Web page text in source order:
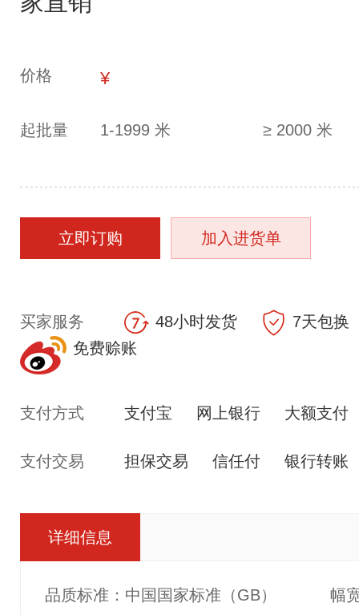
价格 ¥
起批量 1-1999 米 ≥ 2000 米
立即订购 加入进货单
买家服务 48小时发货
7天包换
免费赊账
支付方式 支付宝 网上银行 大额支付
支付交易 担保交易 信任付 银行转账
详细信息
品质标准：中国国家标准（GB） 幅